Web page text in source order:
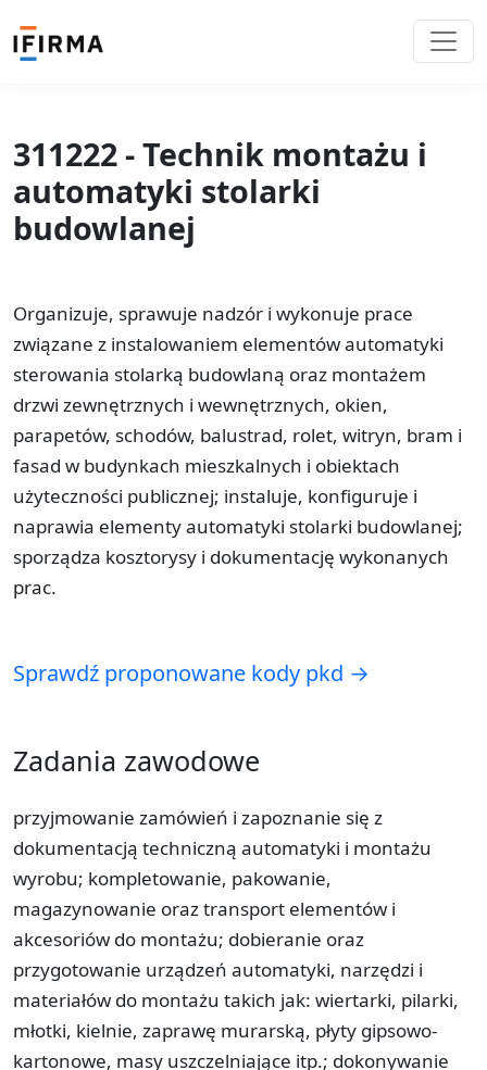
311222 - Technik montażu i
automatyki stolarki
budowlanej
Organizuje, sprawuje nadzór i wykonuje prace
związane z instalowaniem elementów automatyki
sterowania stolarką budowlaną oraz montażem
drzwi zewnętrznych i wewnętrznych, okien,
parapetów, schodów, balustrad, rolet, witryn, bram i
fasad w budynkach mieszkalnych i obiektach
użyteczności publicznej; instaluje, konfiguruje i
naprawia elementy automatyki stolarki budowlanej;
sporządza kosztorysy i dokumentację wykonanych
prac.
Sprawdź proponowane kody pkd →
Zadania zawodowe
przyjmowanie zamówień i zapoznanie się z
dokumentacją techniczną automatyki i montażu
wyrobu; kompletowanie, pakowanie,
magazynowanie oraz transport elementów i
akcesoriów do montażu; dobieranie oraz
przygotowanie urządzeń automatyki, narzędzi i
materiałów do montażu takich jak: wiertarki, pilarki,
młotki, kielnie, zaprawę murarską, płyty gipsowo-
kartonowe, masy uszczelniające itp.; dokonywanie